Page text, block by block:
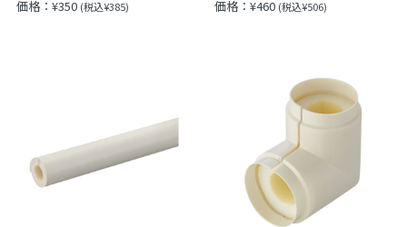
価格：¥350 (税込¥385) 価格：¥460 (税込¥506)